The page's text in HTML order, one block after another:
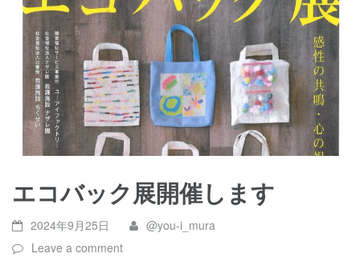
エコバック展開催します
2024年9月25日
@you-i_mura
Leave a comment